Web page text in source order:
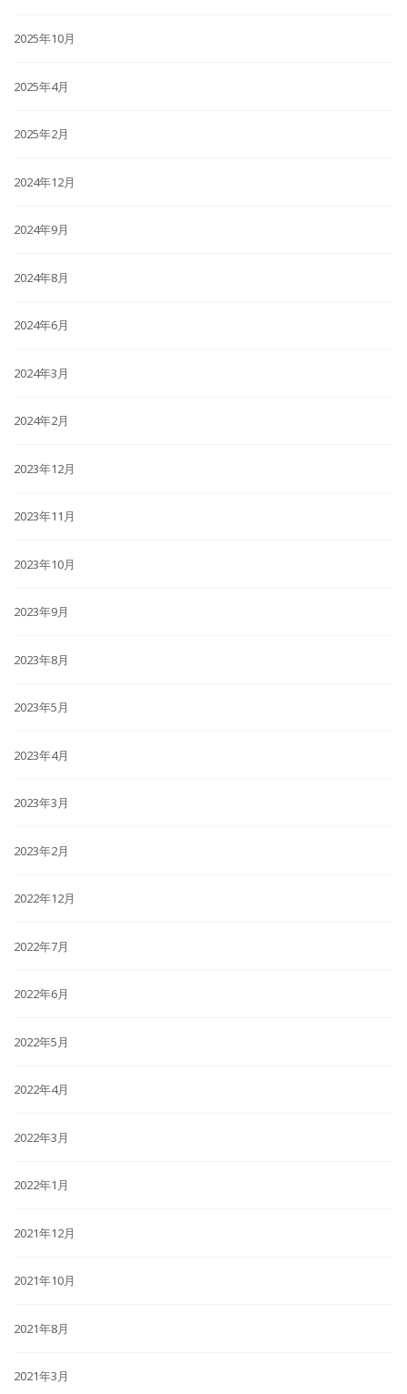
2025年10月
2025年4月
2025年2月
2024年12月
2024年9月
2024年8月
2024年6月
2024年3月
2024年2月
2023年12月
2023年11月
2023年10月
2023年9月
2023年8月
2023年5月
2023年4月
2023年3月
2023年2月
2022年12月
2022年7月
2022年6月
2022年5月
2022年4月
2022年3月
2022年1月
2021年12月
2021年10月
2021年8月
2021年3月